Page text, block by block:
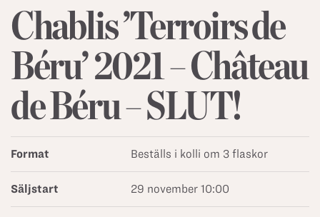
Chablis ’Terroirs de
Béru’ 2021 – Château
de Béru – SLUT!
Format Beställs i kolli om 3 flaskor
Säljstart 29 november 10:00